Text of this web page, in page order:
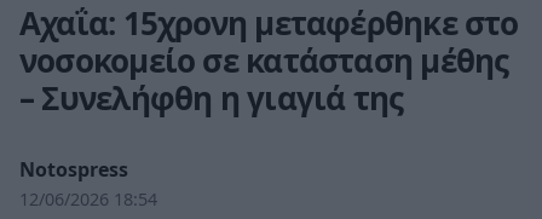
Αχαΐα: 15χρονη μεταφέρθηκε στο
νοσοκομείο σε κατάσταση μέθης
– Συνελήφθη η γιαγιά της
Notospress
12/06/2026 18:54